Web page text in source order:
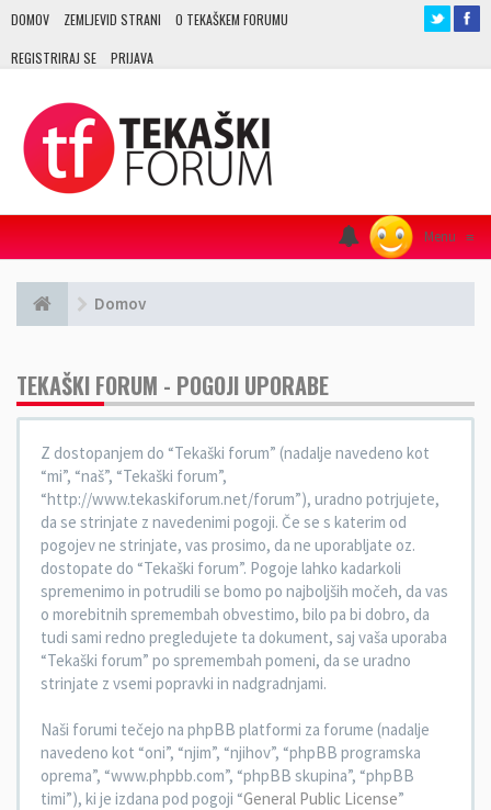
DOMOV ZEMLJEVID STRANI O TEKAŠKEM FORUMU
REGISTRIRAJ SE PRIJAVA
Menu ≡
Domov
TEKAŠKI FORUM - POGOJI UPORABE
Z dostopanjem do “Tekaški forum” (nadalje navedeno kot
“mi”, “naš”, “Tekaški forum”,
“http://www.tekaskiforum.net/forum”), uradno potrjujete,
da se strinjate z navedenimi pogoji. Če se s katerim od
pogojev ne strinjate, vas prosimo, da ne uporabljate oz.
dostopate do “Tekaški forum”. Pogoje lahko kadarkoli
spremenimo in potrudili se bomo po najboljših močeh, da vas
o morebitnih spremembah obvestimo, bilo pa bi dobro, da
tudi sami redno pregledujete ta dokument, saj vaša uporaba
“Tekaški forum” po spremembah pomeni, da se uradno
strinjate z vsemi popravki in nadgradnjami.
Naši forumi tečejo na phpBB platformi za forume (nadalje
navedeno kot “oni”, “njim”, “njihov”, “phpBB programska
oprema”, “www.phpbb.com”, “phpBB skupina”, “phpBB
timi”), ki je izdana pod pogoji “General Public License”